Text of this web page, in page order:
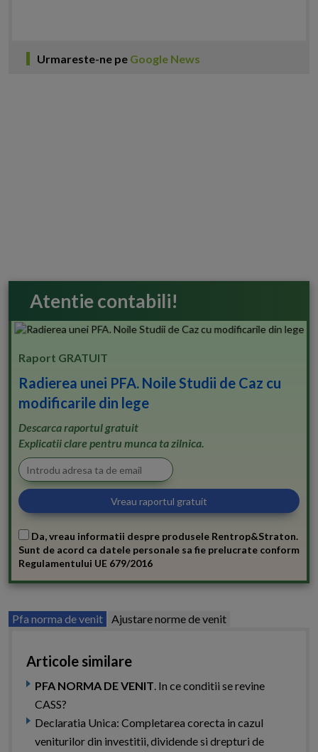
Urmareste-ne pe Google News
Atentie contabili!
Raport GRATUIT
Radierea unei PFA. Noile Studii de Caz cu
modificarile din lege
Descarca raportul gratuit
Explicatii clare pentru munca ta zilnica.
Da, vreau informatii despre produsele Rentrop&Straton.
Sunt de acord ca datele personale sa fie prelucrate conform
Regulamentului UE 679/2016
Pfa norma de venit Ajustare norme de venit
Articole similare
PFA NORMA DE VENIT. In ce conditii se revine
CASS?
Declaratia Unica: Completarea corecta in cazul
veniturilor din investitii, dividende si drepturi de